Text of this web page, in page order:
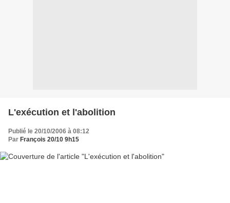
L'exécution et l'abolition
Publié le 20/10/2006 à 08:12
Par François 20/10 9h15